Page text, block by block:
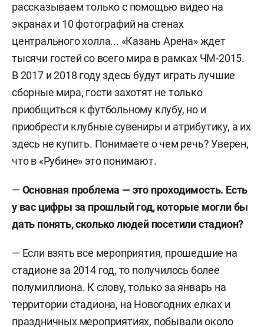
рассказываем только с помощью видео на
экранах и 10 фотографий на стенах
центрального холла... «Казань Арена» ждет
тысячи гостей со всего мира в рамках ЧМ-2015.
В 2017 и 2018 году здесь будут играть лучшие
сборные мира, гости захотят не только
приобщиться к футбольному клубу, но и
приобрести клубные сувениры и атрибутику, а их
здесь не купить. Понимаете о чем речь? Уверен,
что в «Рубине» это понимают.
— Основная проблема — это проходимость. Есть
у вас цифры за прошлый год, которые могли бы
дать понять, сколько людей посетили стадион?
— Если взять все мероприятия, прошедшие на
стадионе за 2014 год, то получилось более
полумиллиона. К слову, только за январь на
территории стадиона, на Новогодних елках и
праздничных мероприятиях, побывали около